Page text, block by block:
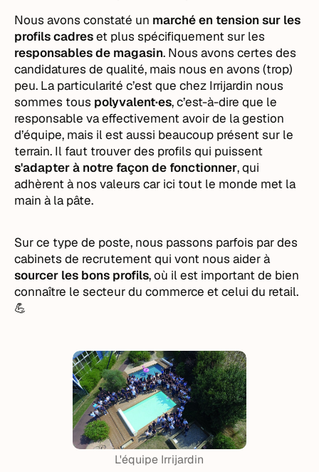
Nous avons constaté un marché en tension sur les
profils cadreset plus spécifiquement sur les
responsables de magasin. Nous avons certes des
candidatures de qualité, mais nous en avons (trop)
peu. La particularité c’est que chez Irrijardin nous
sommes tous polyvalent·es, c’est-à-dire que le
responsable va effectivement avoir de la gestion
d’équipe, mais il est aussi beaucoup présent sur le
terrain. Il faut trouver des profils qui puissent
s'adapter à notre façon de fonctionner, qui
adhèrent à nos valeurs car ici tout le monde met la
main à la pâte.
Sur ce type de poste, nous passons parfois par des
cabinets de recrutement qui vont nous aider à
sourcer les bons profils, où il est important de bien
connaître le secteur du commerce et celui du retail.
💪
L'équipe Irrijardin